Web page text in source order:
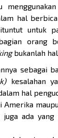
hal
untuk
orang
bukanlah
sebagai
kesalahan
hal
Amerika
juga ada